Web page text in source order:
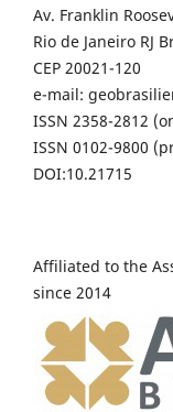
Av. Franklin
Rio de Janeiro RJ
CEP 20021-120
e-mail:
ISSN 2358-2812
ISSN 0102-9800
DOI:10.21715
Affiliated to the
since 2014